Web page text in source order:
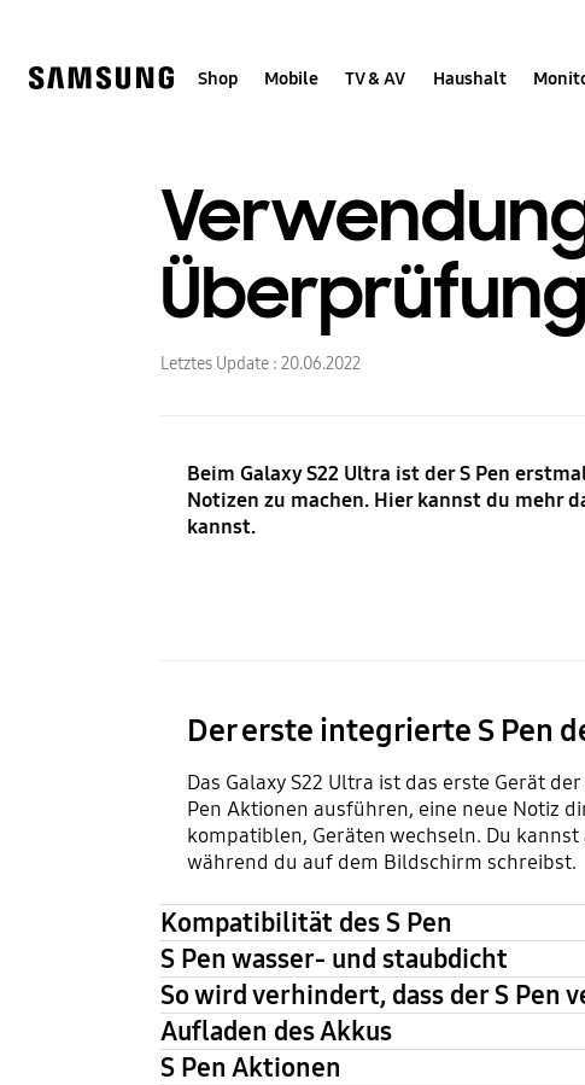
Shop Mobile TV & AV Haushalt
Letztes Update : 20.06.2022
Beim Galaxy S22 Ultra ist der S Pen
Notizen zu machen. Hier kannst du mehr
kannst.
Der erste integrierte S Pen
Das Galaxy S22 Ultra ist das erste Gerät
Pen Aktionen ausführen, eine neue Notiz
kompatiblen, Geräten wechseln. Du
während du auf dem Bildschirm schreibst.
Kompatibilität des S Pen
S Pen wasser- und staubdicht
So wird verhindert, dass der S Pen
Aufladen des Akkus
S Pen Aktionen